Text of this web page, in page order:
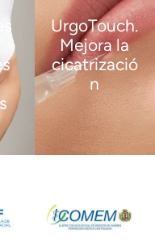
UrgoTouch.
Mejora la
cicatrizació
n
VER
MÁS